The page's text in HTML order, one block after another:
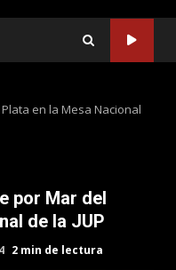
en la Mesa Nacional
por Mar del
de la JUP
2 min de lectura